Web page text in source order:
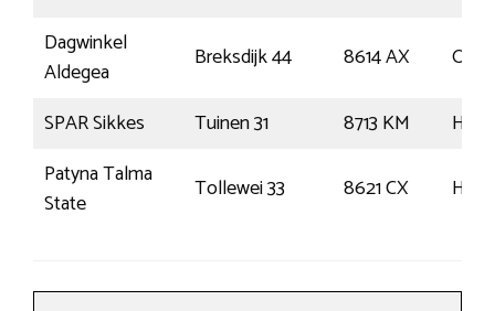
Dagwinkel
Aldegea
Breksdijk 44 8614 AX
SPAR Sikkes
Tuinen 31 8713 KM
Patyna Talma
State
Tollewei 33 8621 CX Heeg